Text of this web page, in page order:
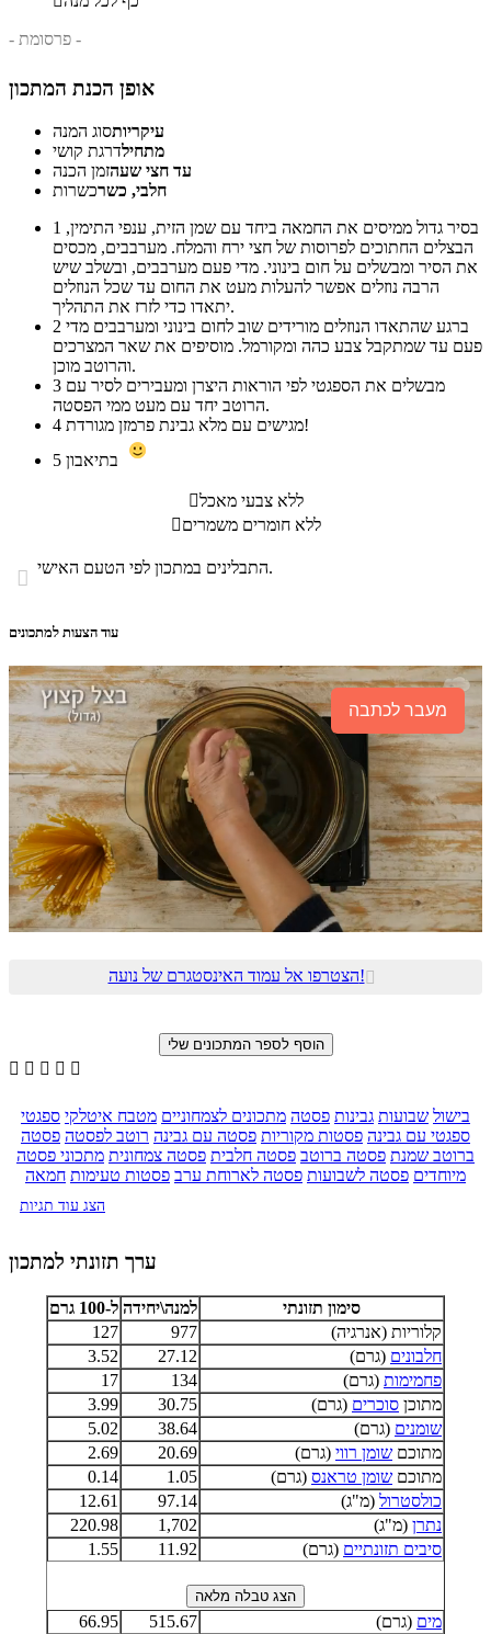
- פרסומת -
אופן הכנת המתכון
עיקריותסוג המנה
מתחילדרגת קושי
עד חצי שעהזמן הכנה
חלבי, כשרכשרות
1
הבצלים החתוכים לפרוסות של חצי ירח והמלח. מערבבים, מכסים
את הסיר ומבשלים על חום בינוני. מדי פעם מערבבים, ובשלב שיש
הרבה נוזלים אפשר להעלות מעט את החום עד שכל הנוזלים
יתאדו כדי לזרז את התהליך.
2
פעם עד שמתקבל צבע כהה ומקורמל. מוסיפים את שאר המצרכים
והרוטב מוכן.
3
הרוטב יחד עם מעט ממי הפסטה.
4
מגישים עם מלא גבינת פרמזן מגורדת!
5
ללא צבעי מאכל
ללא חומרים משמרים
 התבלינים במתכון לפי הטעם האישי.
עוד הצעות למתכונים
מעבר לכתבה
הצטרפו אל עמוד האינסטגרם של נועה!
    
בישול שבועות גבינות פסטה מתכונים לצמחוניים מטבח איטלקי ספגטי
ספגטי עם גבינה פסטות מקוריות פסטה עם גבינה רוטב לפסטה פסטה
ברוטב שמנת פסטה ברוטב פסטה חלבית פסטה צמחונית מתכוני פסטה
מיוחדים פסטה לשבועות פסטה לארוחת ערב פסטות טעימות חמאה
הצג עוד תגיות
ערך תזונתי למתכון
סימון תזונתי למנה\יחידה ל-100 גרם
קלוריות (אנרגיה)
977
127
חלבונים (גרם) 27.12
3.52
פחמימות (גרם) 134
17
מתוכן סוכרים (גרם) 30.75
3.99
שומנים (גרם) 38.64
5.02
מתוכם שומן רווי (גרם) 20.69
2.69
מתוכם שומן טראנס (גרם) 1.05
0.14
כולסטרול (מ"ג) 97.14
12.61
נתרן (מ"ג) 1,702
220.98
סיבים תזונתיים (גרם) 11.92
1.55
מים (גרם) 515.67
66.95